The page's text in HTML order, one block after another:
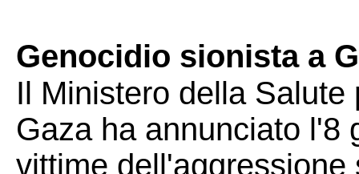
Genocidio sionista a
Il Ministero della
Gaza ha annunciato l'8
vittime